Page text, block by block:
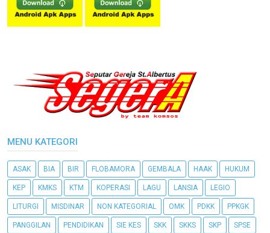
MENU KATEGORI
ASAK BIA BIR FLOBAMORA GEMBALA HAAK HUKUM
KEP KMKS KTM KOPERASI LAGU LANSIA LEGIO
LITURGI MISDINAR NON KATEGORIAL OMK PDKK PPKGK
PANGGILAN PENDIDIKAN SIE KES SKK SKKS SKP SPSE